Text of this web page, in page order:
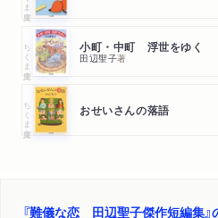
ちくま文庫 小町・中町 浮世をゆく
田辺聖子著
ちくま文庫 おせいさんの落語
『難儀な恋 田辺聖子傑作短編集』